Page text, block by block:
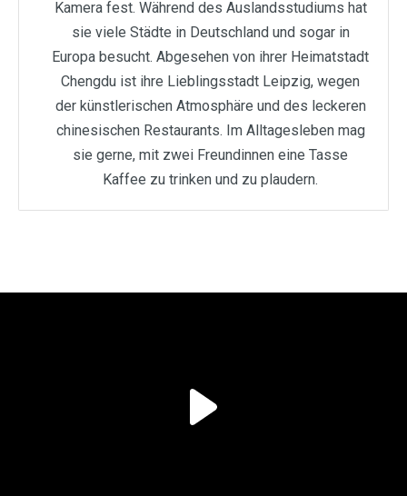
Kamera fest. Während des Auslandsstudiums hat
sie viele Städte in Deutschland und sogar in
Europa besucht. Abgesehen von ihrer Heimatstadt
Chengdu ist ihre Lieblingsstadt Leipzig, wegen
der künstlerischen Atmosphäre und des leckeren
chinesischen Restaurants. Im Alltagesleben mag
sie gerne, mit zwei Freundinnen eine Tasse
Kaffee zu trinken und zu plaudern.